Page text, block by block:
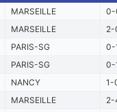
MARSEILLE 0-
MARSEILLE 2-
PARIS-SG 0-
PARIS-SG 0-
NANCY 1-
MARSEILLE 2-